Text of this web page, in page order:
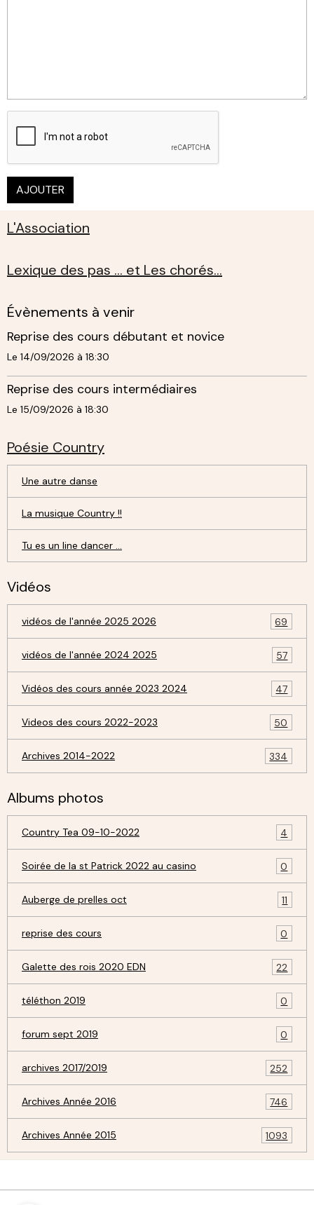
AJOUTER
L'Association
Lexique des pas ... et Les chorés...
Évènements à venir
Reprise des cours débutant et novice
Le 14/09/2026 à 18:30
Reprise des cours intermédiaires
Le 15/09/2026 à 18:30
Poésie Country
Une autre danse
La musique Country !!
Tu es un line dancer ...
Vidéos
vidéos de l'année 2025 2026 69
vidéos de l'année 2024 2025 57
Vidéos des cours année 2023 2024 47
Videos des cours 2022-2023 50
Archives 2014-2022 334
Albums photos
Country Tea 09-10-2022 4
Soirée de la st Patrick 2022 au casino 0
Auberge de prelles oct 11
reprise des cours 0
Galette des rois 2020 EDN 22
téléthon 2019 0
forum sept 2019 0
archives 2017/2019 252
Archives Année 2016 746
Archives Année 2015 1093